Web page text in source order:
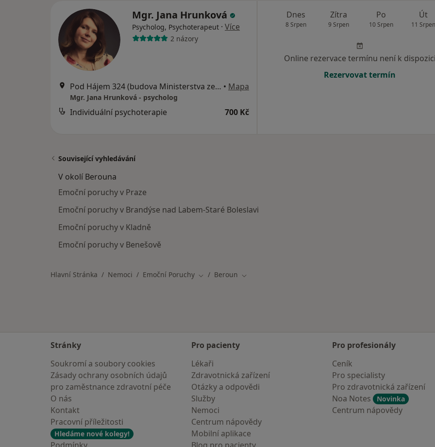
Mgr. Jana Hrunková
Psycholog, Psychoterapeut · Více
2 názory
Pod Hájem 324 (budova Ministerstva zemědělství), Králův Dvůr • Mapa
Mgr. Jana Hrunková - psycholog
Individuální psychoterapie 700 Kč
Dnes
8 Srpen
Zítra
9 Srpen
Po
10 Srpen
Út
11 Srpen
Online rezervace termínu není k dispozici
Rezervovat termín
Související vyhledávání
V okolí Berouna
Emoční poruchy v Praze
Emoční poruchy v Brandýse nad Labem-Staré Boleslavi
Emoční poruchy v Kladně
Emoční poruchy v Benešově
Hlavní Stránka Nemoci Emoční Poruchy Změna města
Beroun Změna města
Stránky
Soukromí a soubory cookies
Zásady ochrany osobních údajů
pro zaměstnance zdravotní péče
O nás
Kontakt
Pracovní příležitosti
Hledáme nové kolegy!
Pro pacienty
Lékaři
Zdravotnická zařízení
Otázky a odpovědi
Služby
Nemoci
Centrum nápovědy
Mobilní aplikace
Pro profesionály
Ceník
Pro specialisty
Pro zdravotnická zařízení
Noa Notes
Novinka
Centrum nápovědy